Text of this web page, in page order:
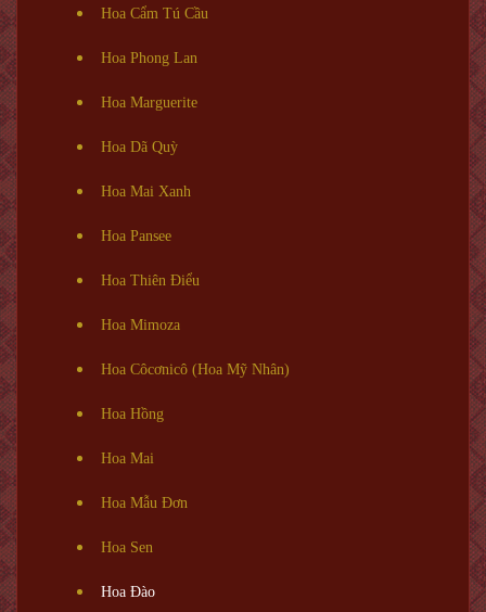
Hoa Cẩm Tú Cầu
Hoa Phong Lan
Hoa Marguerite
Hoa Dã Quỳ
Hoa Mai Xanh
Hoa Pansee
Hoa Thiên Điểu
Hoa Mimoza
Hoa Côcơnicô (Hoa Mỹ Nhân)
Hoa Hồng
Hoa Mai
Hoa Mẫu Đơn
Hoa Sen
Hoa Đào